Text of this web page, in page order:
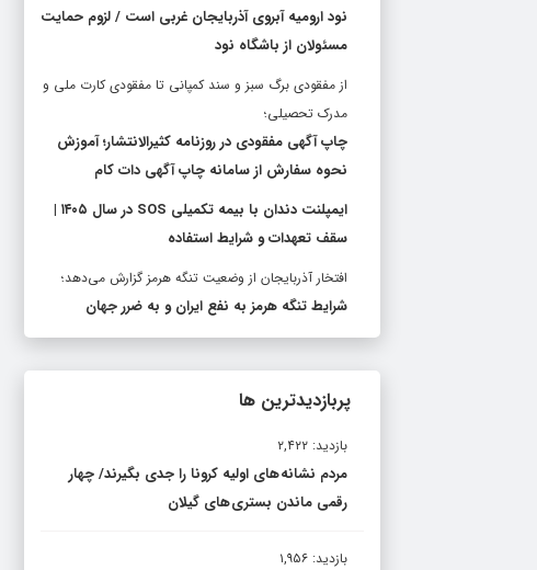
نود ارومیه آبروی آذربایجان غربی است / لزوم حمایت
مسئولان از باشگاه نود
از مفقودی برگ سبز و سند کمپانی تا مفقودی کارت ملی و
مدرک تحصیلی؛
چاپ آگهی مفقودی در روزنامه کثیرالانتشار؛ آموزش
نحوه سفارش از سامانه چاپ آگهی دات کام
ایمپلنت دندان با بیمه تکمیلی SOS در سال ۱۴۰۵ |
سقف تعهدات و شرایط استفاده
افتخار آذربایجان از وضعیت تنگه هرمز گزارش می‌دهد؛
شرایط تنگه هرمز به نفع ایران و به ضرر جهان
پربازدیدترین ها
بازدید: ۲,۴۲۲
مردم نشانه های اولیه کرونا را جدی بگیرند/ چهار
رقمی ماندن بستری های گیلان
بازدید: ۱,۹۵۶